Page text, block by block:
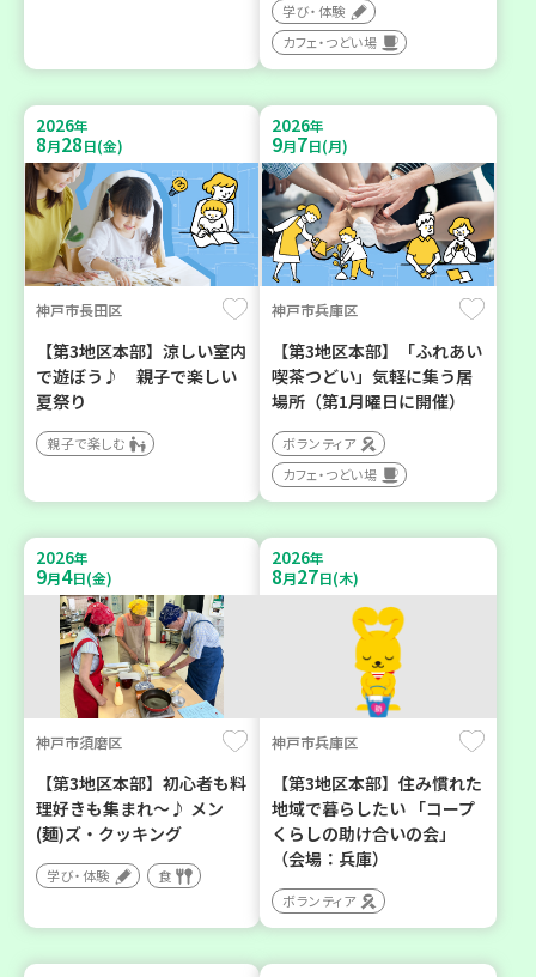
学び・体験
カフェ・つどい場
2026年
8月28日(金)
神戸市長田区
【第3地区本部】涼しい室内
で遊ぼう♪ 親子で楽しい
夏祭り
親子で楽しむ
2026年
9月7日(月)
神戸市兵庫区
【第3地区本部】「ふれあい
喫茶つどい」気軽に集う居
場所（第1月曜日に開催）
ボランティア
カフェ・つどい場
2026年
9月4日(金)
神戸市須磨区
【第3地区本部】初心者も料
理好きも集まれ～♪ メン
(麺)ズ・クッキング
学び・体験 食
2026年
8月27日(木)
神戸市兵庫区
【第3地区本部】住み慣れた
地域で暮らしたい 「コープ
くらしの助け合いの会」
（会場：兵庫）
ボランティア